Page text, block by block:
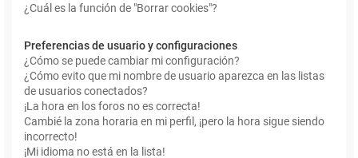
¿Cuál es la función de "Borrar cookies"?
Preferencias de usuario y configuraciones
¿Cómo se puede cambiar mi configuración?
¿Cómo evito que mi nombre de usuario aparezca en las listas
de usuarios conectados?
¡La hora en los foros no es correcta!
Cambié la zona horaria en mi perfil, ¡pero la hora sigue siendo
incorrecto!
¡Mi idioma no está en la lista!